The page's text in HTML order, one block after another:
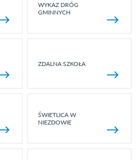
WYKAZ DRÓG
GMINNYCH
ZDALNA SZKOŁA
ŚWIETLICA W
NIEZDOWIE